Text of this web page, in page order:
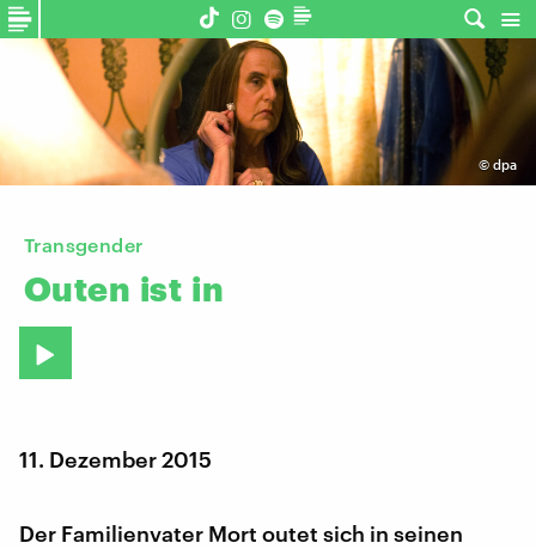
© dpa
Transgender
Outen ist in
11. Dezember 2015
Der Familienvater Mort outet sich in seinen